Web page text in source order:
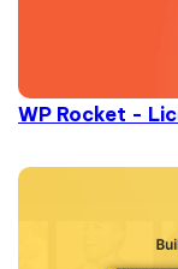
WP Rocket -